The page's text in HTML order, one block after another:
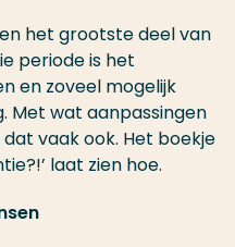
het grootste deel van
periode is het
en zoveel mogelijk
Met wat aanpassingen
vaak ook. Het boekje
laat zien hoe.